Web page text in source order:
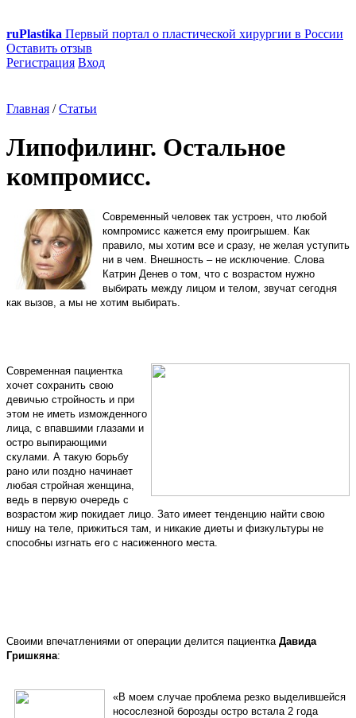
ruPlastika Первый портал о пластической хирургии в России
Оставить отзыв
Регистрация Вход
Главная / Статьи
Липофилинг. Остальное
компромисс.
Современный человек так устроен, что любой
компромисс кажется ему проигрышем. Как
правило, мы хотим все и сразу, не желая уступить
ни в чем. Внешность – не исключение. Слова
Катрин Денев о том, что с возрастом нужно
выбирать между лицом и телом, звучат сегодня
как вызов, а мы не хотим выбирать.
Современная пациентка
хочет сохранить свою
девичью стройность и при
этом не иметь изможденного
лица, с впавшими глазами и
остро выпирающими
скулами. А такую борьбу
рано или поздно начинает
любая стройная женщина,
ведь в первую очередь с
возрастом жир покидает лицо. Зато имеет тенденцию найти свою
нишу на теле, прижиться там, и никакие диеты и физкультуры не
способны изгнать его с насиженного места.
Своими впечатлениями от операции делится пациентка Давида
Гришкяна:
«В моем случае проблема резко выделившейся
носослезной борозды остро встала 2 года